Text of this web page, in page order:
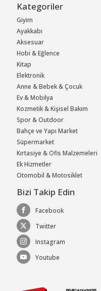
Kategoriler
Giyim
Ayakkabı
Aksesuar
Hobi & Eğlence
Kitap
Elektronik
Anne & Bebek & Çocuk
Ev & Mobilya
Kozmetik & Kişisel Bakım
Spor & Outdoor
Bahçe ve Yapı Market
Süpermarket
Kırtasiye & Ofis Malzemeleri
Ek Hizmetler
Otomobil & Motosiklet
Bizi Takip Edin
Facebook
Twitter
Instagram
Youtube